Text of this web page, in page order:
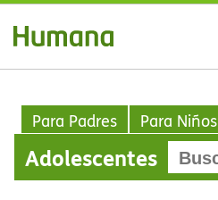
Para Padres Para Niños
Adolescentes